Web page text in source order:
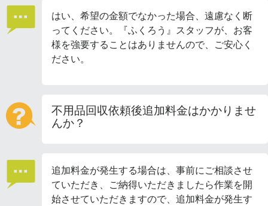
はい、希望の金額でなかった場合、遠慮なく断
ってください。『ふくろう』スタッフが、お客
様を強要することはありませんので、ご安心く
ださい。
不用品回収依頼後追加料金はかかりませ
んか？
追加料金が発生する場合は、事前にご相談させ
ていただき、ご納得いただきましたら作業を開
始させていただきますので、追加料金が発生す